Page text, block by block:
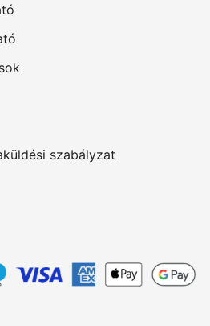
szabályzat